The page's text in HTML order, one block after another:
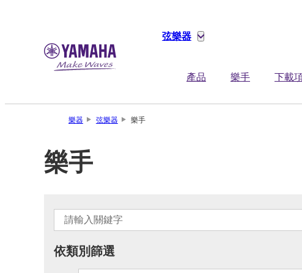
弦樂器
產品 樂手 下載
樂器 弦樂器 樂手
樂手
依類別篩選